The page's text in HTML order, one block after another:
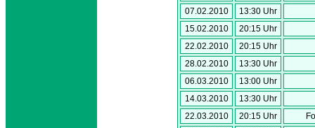
07.02.2010
13:30 Uhr
15.02.2010
20:15 Uhr
22.02.2010
20:15 Uhr
28.02.2010
13:30 Uhr
06.03.2010
13:00 Uhr
14.03.2010
13:30 Uhr
22.03.2010
20:15 Uhr